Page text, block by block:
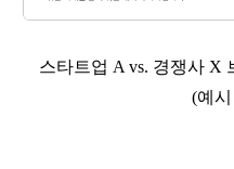
스타트업 A vs. 경쟁사 X
(예